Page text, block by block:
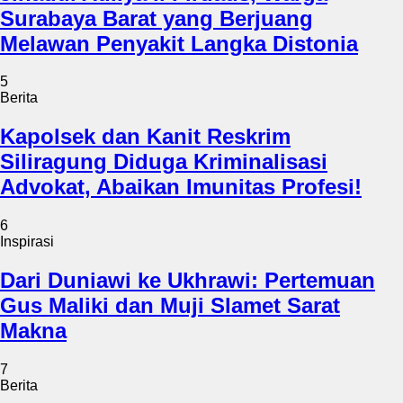
Surabaya Barat yang Berjuang
Melawan Penyakit Langka Distonia
5
Berita
Kapolsek dan Kanit Reskrim
Siliragung Diduga Kriminalisasi
Advokat, Abaikan Imunitas Profesi!
6
Inspirasi
Dari Duniawi ke Ukhrawi: Pertemuan
Gus Maliki dan Muji Slamet Sarat
Makna
7
Berita